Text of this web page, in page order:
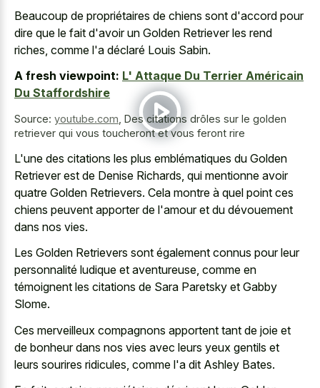
Beaucoup de propriétaires de chiens sont d'accord pour
dire que le fait d'avoir un Golden Retriever les rend
riches, comme l'a déclaré Louis Sabin.
A fresh viewpoint: L' Attaque Du Terrier Américain
Du Staffordshire
Source: youtube.com Des citations drôles sur le golden
retriever qui vous toucheront et vous feront rire
L'une des citations les plus emblématiques du Golden
Retriever est de Denise Richards, qui mentionne avoir
quatre Golden Retrievers. Cela montre à quel point ces
chiens peuvent apporter de l'amour et du dévouement
dans nos vies.
Les Golden Retrievers sont également connus pour leur
personnalité ludique et aventureuse, comme en
témoignent les citations de Sara Paretsky et Gabby
Slome.
Ces merveilleux compagnons apportent tant de joie et
de bonheur dans nos vies avec leurs yeux gentils et
leurs sourires ridicules , comme l'a dit Ashley Bates.